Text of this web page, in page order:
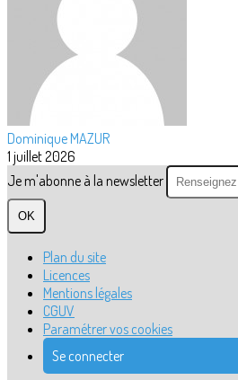
Dominique MAZUR
1 juillet 2026
Je m'abonne à la newsletter
OK
Plan du site
Licences
Mentions légales
CGUV
Paramétrer vos cookies
Se connecter